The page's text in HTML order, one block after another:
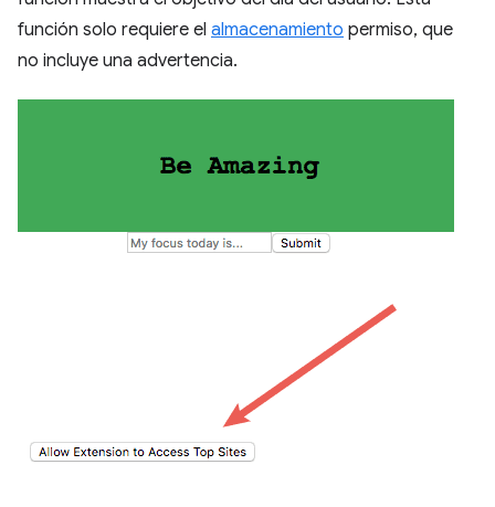
función solo requiere el almacenamiento permiso, que
no incluye una advertencia.